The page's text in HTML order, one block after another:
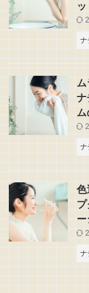
ナ
ナ
ナ
色
ナ